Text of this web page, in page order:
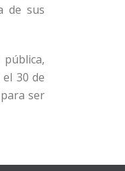
de sus
30 de
ser